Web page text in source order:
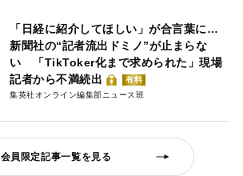
「日経に紹介してほしい」が合言葉に…
新聞社の“記者流出ドミノ”が止まらな
い 「TikToker化まで求められた」現場
記者から不満続出
有料
集英社オンライン編集部ニュース班
会員限定記事一覧を見る